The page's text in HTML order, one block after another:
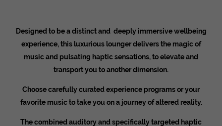
Designed to be a distinct and deeply immersive wellbeing
experience, this luxurious lounger delivers the magic of
music and pulsating haptic sensations, to elevate and
transport you to another dimension.
Choosecarefully curatedexperience programs oryour
favorite musicto take you on a journey of altered reality.
The combined auditory and specifically targeted haptic